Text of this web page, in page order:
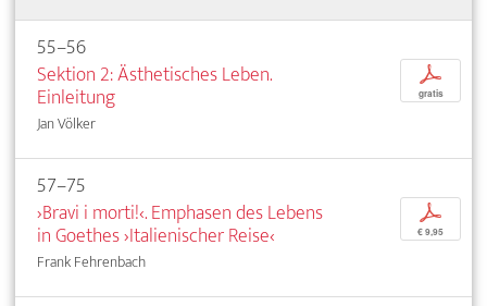
55–56
Sektion 2: Ästhetisches Leben.
Einleitung
Jan Völker
p
gratis
57–75
›Bravi i morti!‹. Emphasen des Lebens
in Goethes ›Italienischer Reise‹
Frank Fehrenbach
p
€ 9,95